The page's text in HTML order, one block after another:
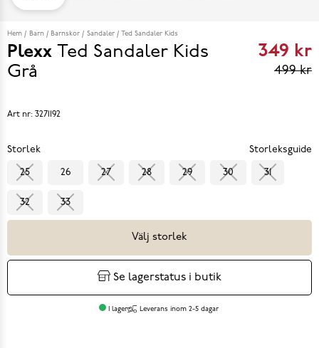
Hem Barn Barnskor Sandaler Ted Sandaler Kids
Plexx Ted Sandaler Kids
Grå
Current
price
349 kr
499 kr
Art nr: 3271192
Storlek Storleksguide
25 26 27 28 29 30 31
32 33
Välj storlek
Se lagerstatus i butik
I lager Leverans inom 2-5 dagar